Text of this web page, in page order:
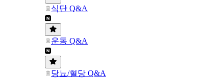
식단 Q&A
운동 Q&A
당뇨/혈당 Q&A